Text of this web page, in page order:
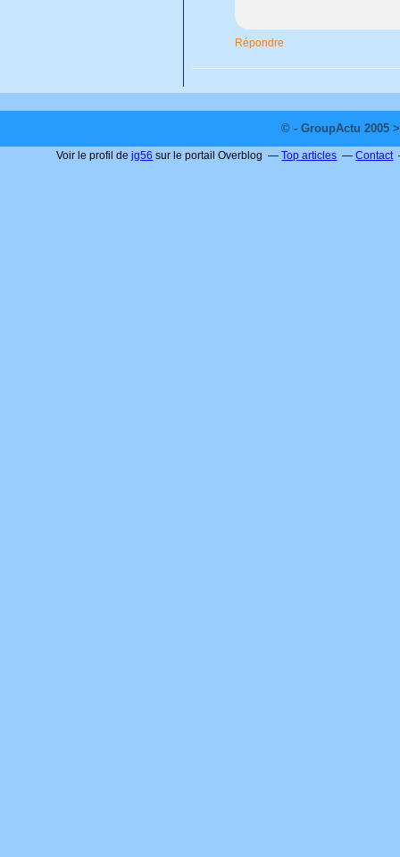
Répondre
© - GroupActu 2005
Voir le profil dejg56 sur le portail Overblog Top articles Contact